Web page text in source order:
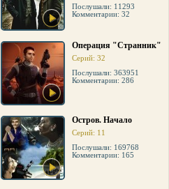
Послушали: 11293
Комментарии: 32
Операция "Странник"
Серий: 32
Послушали: 363951
Комментарии: 286
Остров. Начало
Серий: 11
Послушали: 169768
Комментарии: 165